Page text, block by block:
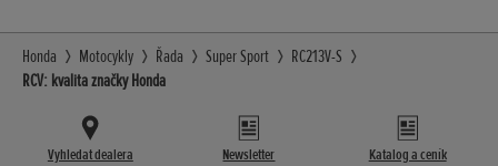
Honda Motocykly Řada Super Sport
RC213V-S
RCV: kvalita značky Honda
Vyhledat dealera Newsletter Katalog a ceník